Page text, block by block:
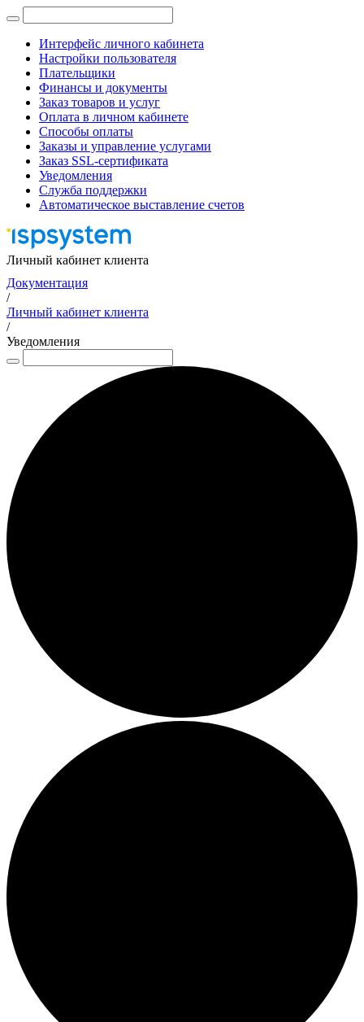
Интерфейс личного кабинета
Настройки пользователя
Плательщики
Финансы и документы
Заказ товаров и услуг
Оплата в личном кабинете
Способы оплаты
Заказы и управление услугами
Заказ SSL-сертификата
Уведомления
Служба поддержки
Автоматическое выставление счетов
Личный кабинет клиента
Документация
/
Личный кабинет клиента
/
Уведомления